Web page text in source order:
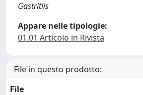
Gastritiis
Appare nelle tipologie:
01.01 Articolo in Rivista
File in questo prodotto:
File